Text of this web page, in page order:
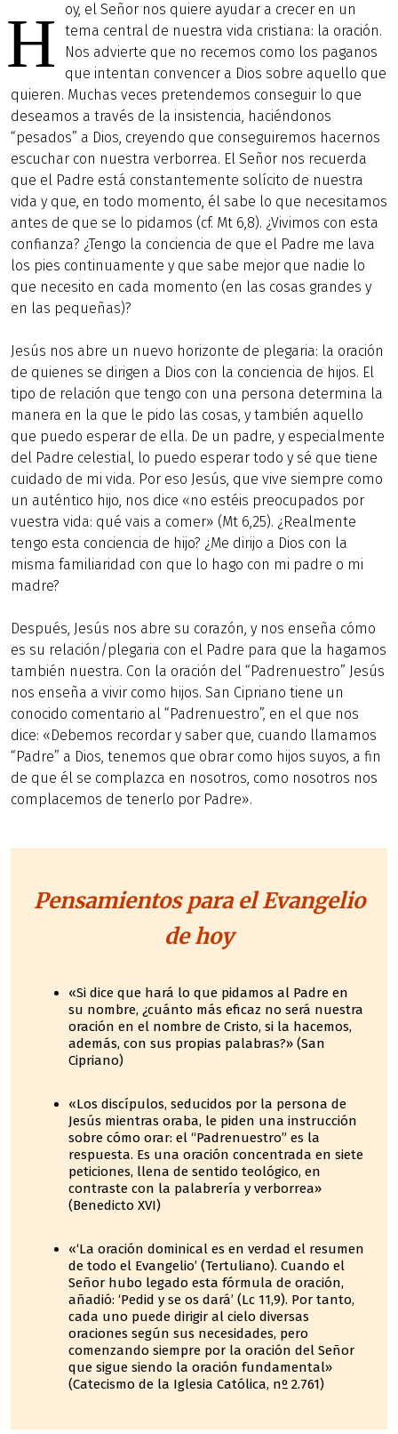
H
oy, el Señor nos quiere ayudar a crecer en un
tema central de nuestra vida cristiana: la oración.
Nos advierte que no recemos como los paganos
que intentan convencer a Dios sobre aquello que
quieren. Muchas veces pretendemos conseguir lo que
deseamos a través de la insistencia, haciéndonos
“pesados” a Dios, creyendo que conseguiremos hacernos
escuchar con nuestra verborrea. El Señor nos recuerda
que el Padre está constantemente solícito de nuestra
vida y que, en todo momento, él sabe lo que necesitamos
antes de que se lo pidamos (cf. Mt 6,8). ¿Vivimos con esta
confianza? ¿Tengo la conciencia de que el Padre me lava
los pies continuamente y que sabe mejor que nadie lo
que necesito en cada momento (en las cosas grandes y
en las pequeñas)?
Jesús nos abre un nuevo horizonte de plegaria: la oración
de quienes se dirigen a Dios con la conciencia de hijos. El
tipo de relación que tengo con una persona determina la
manera en la que le pido las cosas, y también aquello
que puedo esperar de ella. De un padre, y especialmente
del Padre celestial, lo puedo esperar todo y sé que tiene
cuidado de mi vida. Por eso Jesús, que vive siempre como
un auténtico hijo, nos dice «no estéis preocupados por
vuestra vida: qué vais a comer» (Mt 6,25). ¿Realmente
tengo esta conciencia de hijo? ¿Me dirijo a Dios con la
misma familiaridad con que lo hago con mi padre o mi
madre?
Después, Jesús nos abre su corazón, y nos enseña cómo
es su relación/plegaria con el Padre para que la hagamos
también nuestra. Con la oración del “Padrenuestro” Jesús
nos enseña a vivir como hijos. San Cipriano tiene un
conocido comentario al “Padrenuestro”, en el que nos
dice: «Debemos recordar y saber que, cuando llamamos
“Padre” a Dios, tenemos que obrar como hijos suyos, a fin
de que él se complazca en nosotros, como nosotros nos
complacemos de tenerlo por Padre».
Pensamientos para el Evangelio
de hoy
«Si dice que hará lo que pidamos al Padre en
su nombre, ¿cuánto más eficaz no será nuestra
oración en el nombre de Cristo, si la hacemos,
además, con sus propias palabras?» (San
Cipriano)
«Los discípulos, seducidos por la persona de
Jesús mientras oraba, le piden una instrucción
sobre cómo orar: el “Padrenuestro” es la
respuesta. Es una oración concentrada en siete
peticiones, llena de sentido teológico, en
contraste con la palabrería y verborrea»
(Benedicto XVI)
«‘La oración dominical es en verdad el resumen
de todo el Evangelio’ (Tertuliano). Cuando el
Señor hubo legado esta fórmula de oración,
añadió: ‘Pedid y se os dará’ (Lc 11,9). Por tanto,
cada uno puede dirigir al cielo diversas
oraciones según sus necesidades, pero
comenzando siempre por la oración del Señor
que sigue siendo la oración fundamental»
(Catecismo de la Iglesia Católica, nº 2.761)